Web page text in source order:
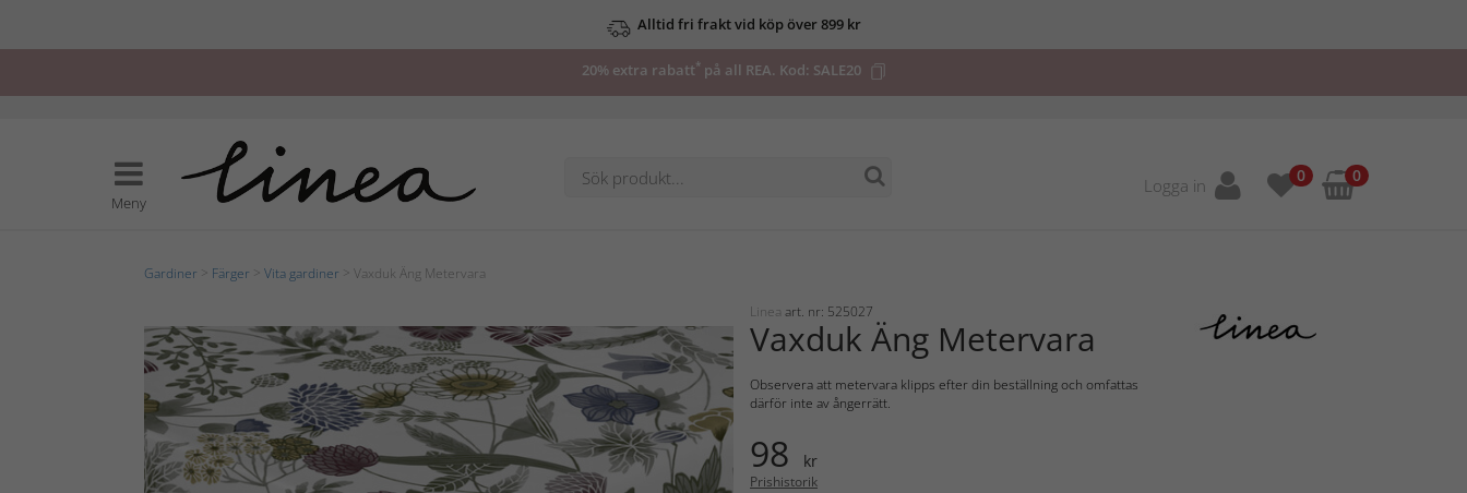
Alltid fri frakt vid köp över 899 kr
20% extra rabatt*på all REA. Kod: SALE20
Meny
Logga in 0 0
Gardiner Färger Vita gardiner > Vaxduk Äng Metervara
Linea art. nr: 525027
Vaxduk Äng Metervara
Observera att metervara klipps efter din beställning och omfattas
därför inte av ångerrätt.
98 kr
Prishistorik